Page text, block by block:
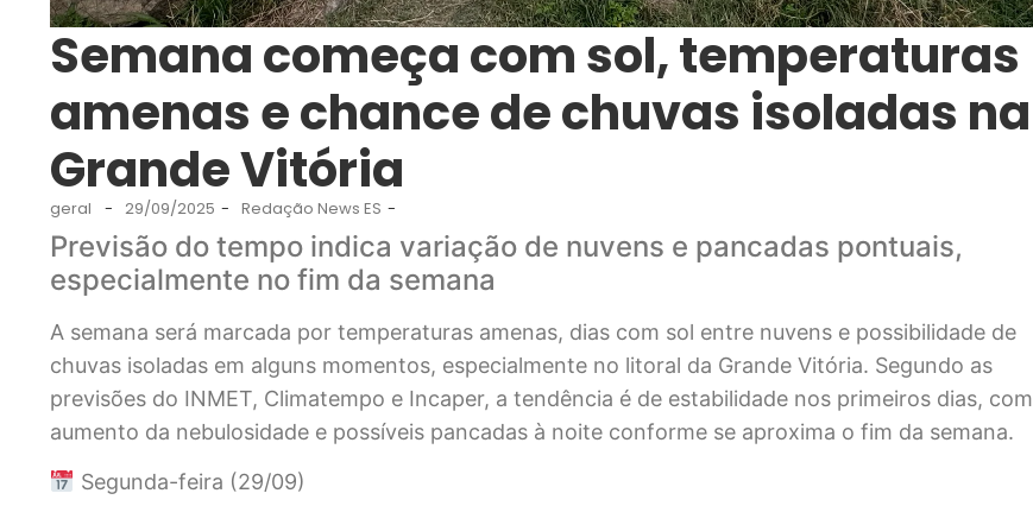
Semana começa com sol, temperaturas
amenas e chance de chuvas isoladas na
Grande Vitória
geral - 29/09/2025 - Redação News ES -
Previsão do tempo indica variação de nuvens e pancadas pontuais,
especialmente no fim da semana
A semana será marcada por temperaturas amenas, dias com sol entre nuvens e possibilidade de
chuvas isoladas em alguns momentos, especialmente no litoral da Grande Vitória. Segundo as
previsões do INMET, Climatempo e Incaper, a tendência é de estabilidade nos primeiros dias, com
aumento da nebulosidade e possíveis pancadas à noite conforme se aproxima o fim da semana.
Segunda-feira (29/09)